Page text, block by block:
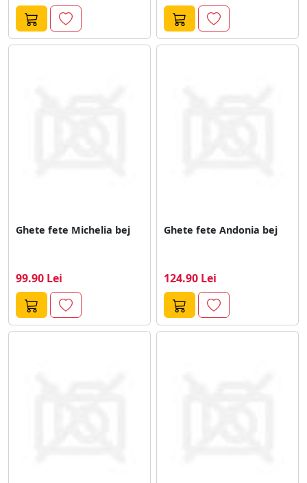
Ghete fete Michelia bej
99.90 Lei
Ghete fete Andonia bej
124.90 Lei